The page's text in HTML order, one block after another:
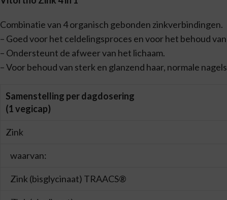
Combinatie van 4 organisch gebonden zinkverbindingen.
– Goed voor het celdelingsproces en voor het behoud
– Ondersteunt de afweer van het lichaam.
– Voor behoud van sterk en glanzend haar, normale
Samenstelling per dagdosering
(1 vegicap)
Zink
waarvan:
Zink (bisglycinaat) TRAACS®